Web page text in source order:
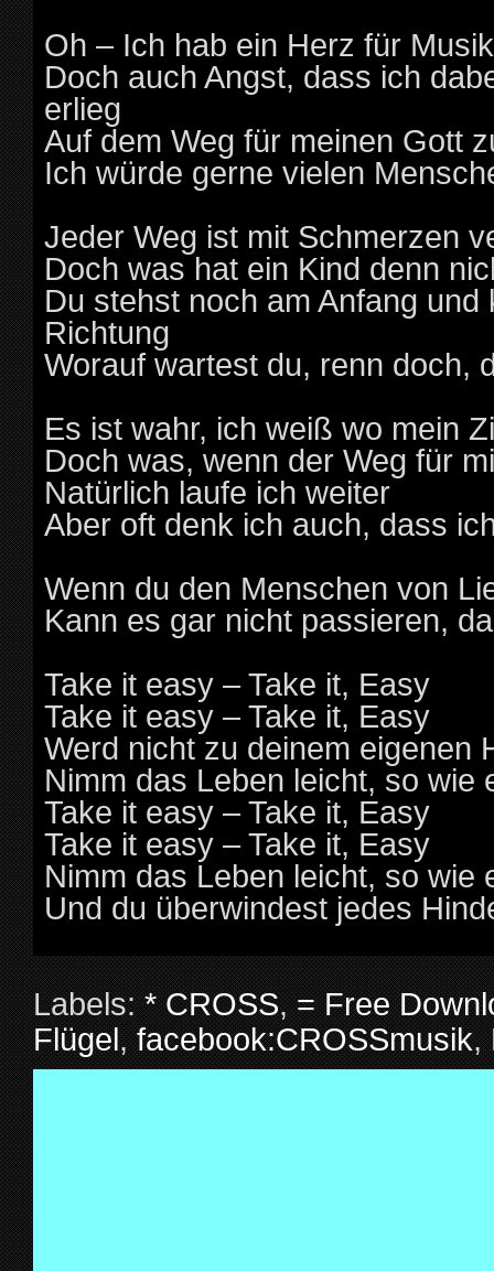
Oh – Ich hab ein Herz für Musik
Doch auch Angst, dass ich
erlieg
Auf dem Weg für meinen Gott
Ich würde gerne vielen
Jeder Weg ist mit Schmerzen
Doch was hat ein Kind denn
Du stehst noch am Anfang und
Richtung
Worauf wartest du, renn doch,
Es ist wahr, ich weiß wo mein
Doch was, wenn der Weg für
Natürlich laufe ich weiter
Aber oft denk ich auch, dass
Wenn du den Menschen von
Kann es gar nicht passieren,
Take it easy – Take it, Easy
Take it easy – Take it, Easy
Werd nicht zu deinem eigenen
Nimm das Leben leicht, so wie
Take it easy – Take it, Easy
Take it easy – Take it, Easy
Nimm das Leben leicht, so wie
Und du überwindest jedes
Labels:* CROSS,= Free
Flügel,facebook:CROSSmusik,